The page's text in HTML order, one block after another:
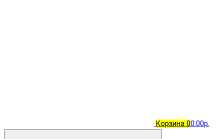
Корзина 00.00р.